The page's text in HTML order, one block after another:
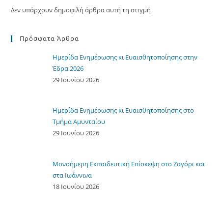
Δεν υπάρχουν δημοφιλή άρθρα αυτή τη στιγμή
Πρόσφατα Άρθρα
Ημερίδα Ενημέρωσης κι Ευαισθητοποίησης στην
Έδρα 2026
29 Ιουνίου 2026
Ημερίδα Ενημέρωσης κι Ευαισθητοποίησης στο
Τμήμα Αμυνταίου
29 Ιουνίου 2026
Μονοήμερη Εκπαιδευτική Επίσκεψη στο Ζαγόρι και
στα Ιωάννινα
18 Ιουνίου 2026